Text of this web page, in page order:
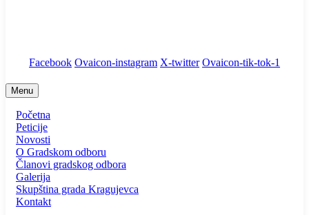
Facebook Ovaicon-instagram X-twitter Ovaicon-tik-tok-1
Menu
Početna
Peticije
Novosti
O Gradskom odboru
Članovi gradskog odbora
Galerija
Skupština grada Kragujevca
Kontakt